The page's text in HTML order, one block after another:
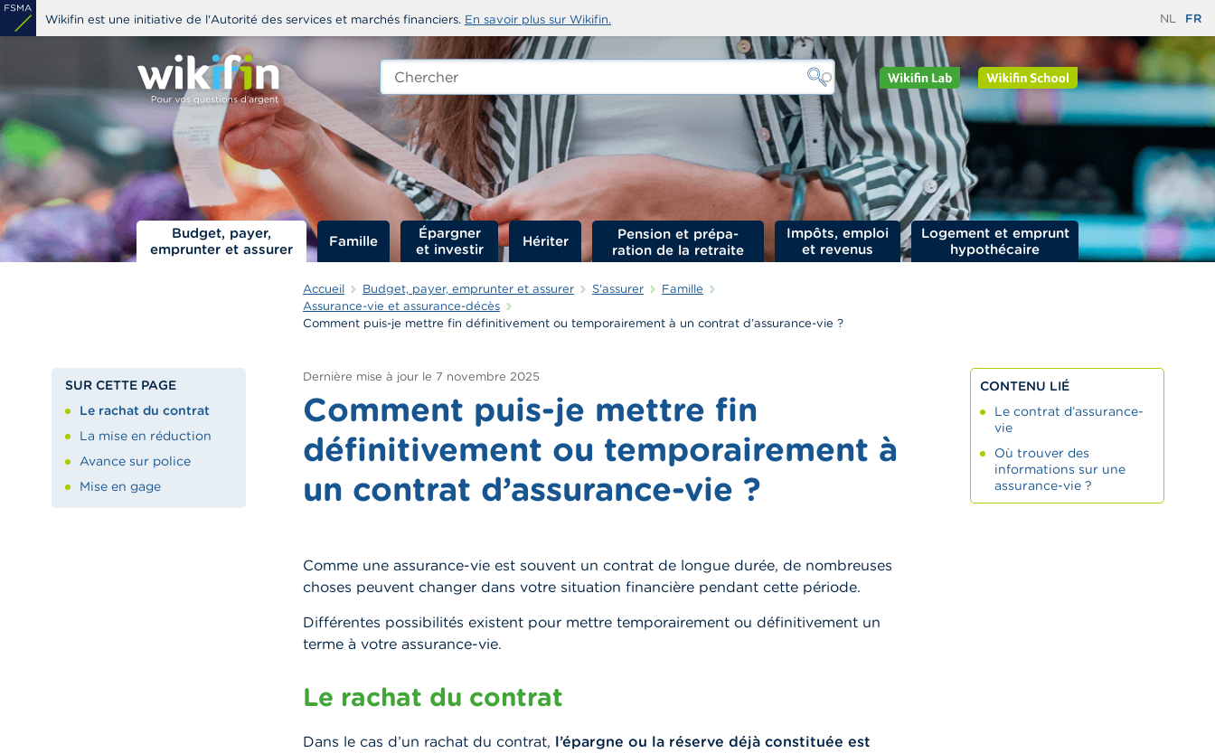
Aller
au
Wikifin est une initiative de l'Autorité des services et marchés financiers. En savoir plus sur Wikifin. NL FR
Chercher
edit-
Budget, payer,
emprunter et assurer
Famille
Épargner
et investir
Hériter
Impôts, emploi
et revenus
Logement et emprunt
hypothécaire
Accueil Budget, payer, emprunter et assurer S'assurer
Famille
Assurance-vie et assurance-décès
Comment puis-je mettre fin définitivement ou temporairement à un contrat d’assurance-vie ?
Dernière mise à jour le 7 novembre 2025
Comment puis-je mettre fin
définitivement ou temporairement à
un contrat d’assurance-vie ?
SUR CETTE PAGE
Le rachat du contrat
La mise en réduction
Avance sur police
Mise en gage
Comme une assurance-vie est souvent un contrat de longue durée, de nombreuses
choses peuvent changer dans votre situation financière pendant cette période.
Différentes possibilités existent pour mettre temporairement ou définitivement un
terme à votre assurance-vie.
Le rachat du contrat
Dans le cas d’un rachat du contrat, l’épargne ou la réserve déjà constituée est
CONTENU LIÉ
Le contrat d’assurance-
vie
Où trouver des
informations sur une
assurance-vie ?